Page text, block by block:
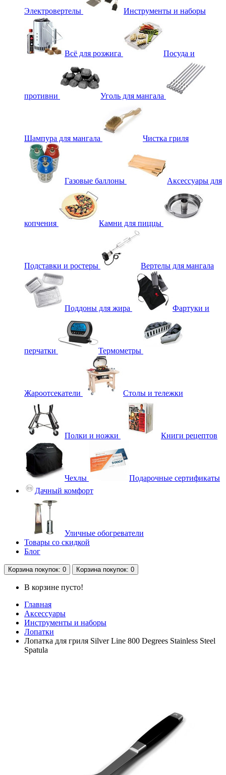
Электровертелы Инструменты и наборы
Всё для розжига Посуда и
противни Уголь для мангала
Шампура для мангала Чистка гриля
Газовые баллоны Аксессуары для
копчения Камни для пиццы
Подставки и ростеры Вертелы для мангала
Поддоны для жира Фартуки и
перчатки Термометры
Жароотсекатели Столы и тележки
Полки и ножки Книги рецептов
Чехлы
Подарочные сертификаты
Дачный комфорт
Уличные обогреватели
Товары со скидкой
Блог
Корзина покупок: 0 Корзина покупок: 0
В корзине пусто!
Главная
Аксессуары
Инструменты и наборы
Лопатки
Лопатка для гриля Silver Line 800 Degrees Stainless Steel
Spatula